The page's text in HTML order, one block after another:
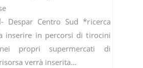
Despar Centro Sud *ricerca
inserire in percorsi di tirocini
propri supermercati di
verrà inserita…